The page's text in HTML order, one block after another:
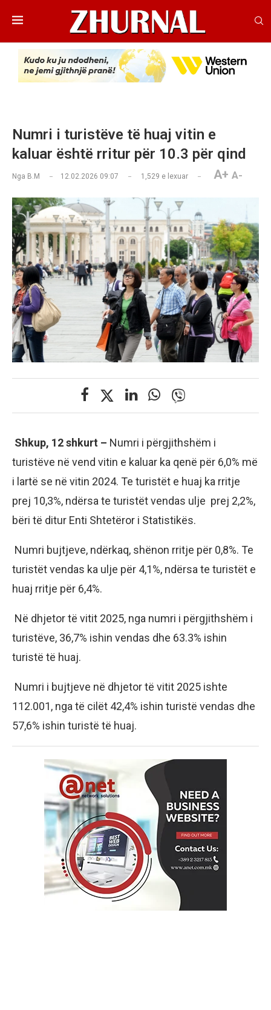
Numri i turistëve të huaj vitin e
kaluar është rritur për 10.3 për qind
Nga B.M 12.02.2026 09:07 1,529 e lexuar A+ A-
Shkup, 12 shkurt – Numri i përgjithshëm i
turistëve në vend vitin e kaluar ka qenë për 6,0% më
i lartë se në vitin 2024. Te turistët e huaj ka rritje
prej 10,3%, ndërsa te turistët vendas ulje prej 2,2%,
bëri të ditur Enti Shtetëror i Statistikës.
Numri bujtjeve, ndërkaq, shënon rritje për 0,8%. Te
turistët vendas ka ulje për 4,1%, ndërsa te turistët e
huaj rritje për 6,4%.
Në dhjetor të vitit 2025, nga numri i përgjithshëm i
turistëve, 36,7% ishin vendas dhe 63.3% ishin
turistë të huaj.
Numri i bujtjeve në dhjetor të vitit 2025 ishte
112.001, nga të cilët 42,4% ishin turistë vendas dhe
57,6% ishin turistë të huaj.